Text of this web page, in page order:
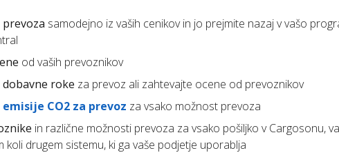
samodejno iz vaših cenikov in jo prejmite nazaj v vašo
od vaših prevoznikov
dobavne roke za prevoz ali zahtevajte ocene od prevoznikov
emisije CO2 za prevoz za vsako možnost prevoza
in različne možnosti prevoza za vsako pošiljko v Cargosonu,
koli drugem sistemu, ki ga vaše podjetje uporablja